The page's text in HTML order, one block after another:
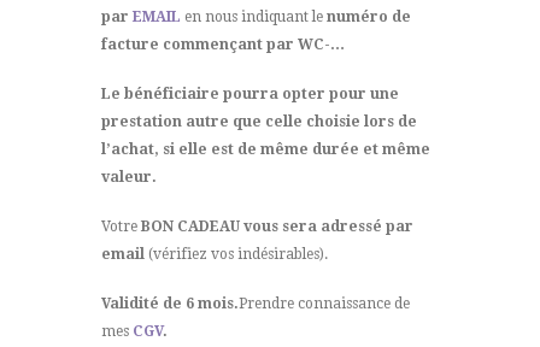
par EMAIL en nous indiquant le numéro de
facture commençant par WC-…
Le bénéficiaire pourra opter pour une
prestation autre que celle choisie lors de
l’achat, si elle est de même durée et même
valeur.
Votre BON CADEAU vous sera adressé par
email (vérifiez vos indésirables).
Validité de 6 mois.Prendre connaissance de
mes CGV.